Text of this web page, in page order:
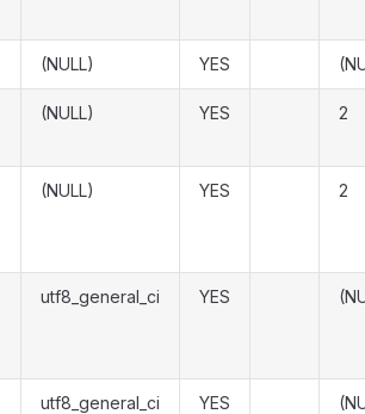
(NULL) YES
(NULL) YES 2
(NULL) YES 2
utf8_general_ci YES
utf8_general_ci YES